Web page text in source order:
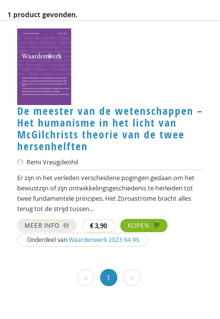
Tineke Abma
Frank Adloff
Marian Adriaansen
Jyotsna Agnihotri Gupta
Carlos Alvarez Pereira
Christa Anbeek
Daan Andriessen
Koen Arts
Jan Baars
Andries Baart
Dieuwertje Bakker
1 product gevonden.
De meester van de wetenschappen –
Het humanisme in het licht van
McGilchrists theorie van de twee
hersenhelften
Remi Vreugdenhil
Er zijn in het verleden verscheidene pogingen gedaan om het
bewustzijn of zijn ontwikkelingsgeschiedenis te herleiden tot
twee fundamentele principes. Het Zoroastrisme bracht alles
terug tot de strijd tussen...
MEER INFO €3,90
KOPEN
Onderdeel vanWaardenwerk 2023 94-95
« 1 »